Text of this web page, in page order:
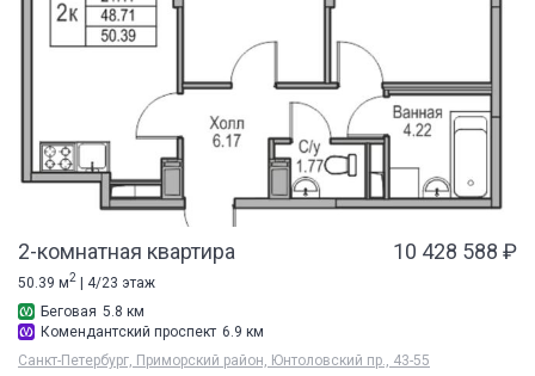
2-комнатная квартира 10 428 588 ₽
50.39 м2 | 4/23 этаж
Беговая 5.8 км
Комендантский проспект 6.9 км
Санкт-Петербург, Приморский район, Юнтоловский пр., 43-55